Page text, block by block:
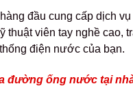
đầu cung cấp dịch
viên tay nghề
điện nước của bạn.
đường ống nước tại